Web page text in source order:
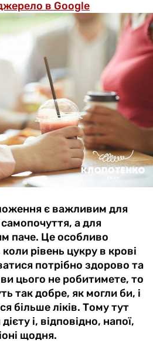
є важливим для
а для
паче. Це особливо
рівень цукру в крові
потрібно здорово та
цього не робитимете, то
так добре, як могли би, і
більше ліків. Тому тут
і, відповідно, напої,
щодня.